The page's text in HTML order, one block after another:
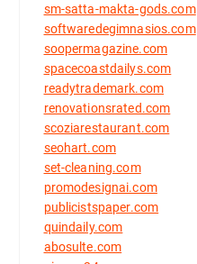
sm-satta-makta-gods.com
softwaredegimnasios.com
soopermagazine.com
spacecoastdailys.com
readytrademark.com
renovationsrated.com
scoziarestaurant.com
seohart.com
set-cleaning.com
promodesignai.com
publicistspaper.com
quindaily.com
abosulte.com